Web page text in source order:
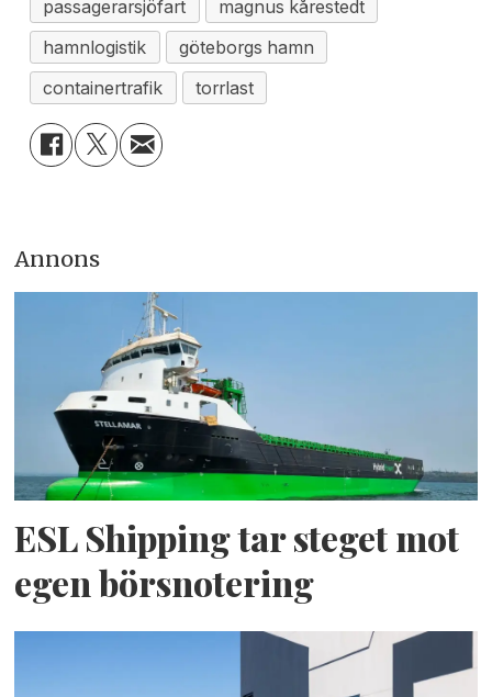
passagerarsjöfart
magnus kårestedt
hamnlogistik
göteborgs hamn
containertrafik
torrlast
Annons
ESL Shipping tar steget mot
egen börsnotering